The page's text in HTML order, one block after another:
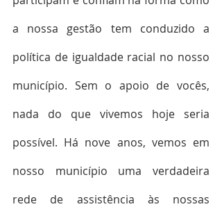
a nossa gestão tem conduzido a
política de igualdade racial no nosso
município. Sem o apoio de vocês,
nada do que vivemos hoje seria
possível. Há nove anos, vemos em
nosso município uma verdadeira
rede de assistência às nossas